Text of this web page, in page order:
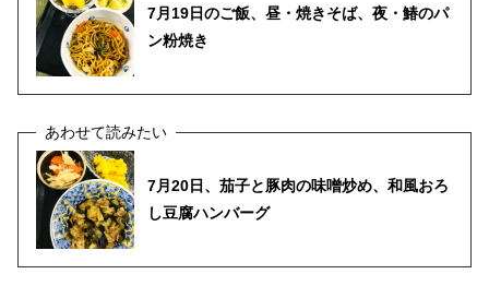
7月19日のご飯、昼・焼きそば、夜・鰆のパ
ン粉焼き
7月20日、茄子と豚肉の味噌炒め、和風おろ
し豆腐ハンバーグ